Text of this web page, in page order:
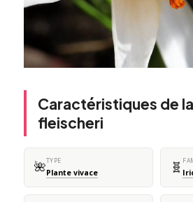
Caractéristiques de
fleischeri
🌺TYPE
Plante vivace 🧬